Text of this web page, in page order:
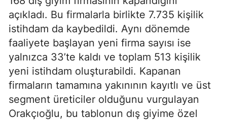
açıkladı. Bu firmalarla birlikte 7.735 kişilik
istihdam da kaybedildi. Aynı dönemde
faaliyete başlayan yeni firma sayısı ise
yalnızca 33’te kaldı ve toplam 513 kişilik
yeni istihdam oluşturabildi. Kapanan
firmaların tamamına yakınının kayıtlı ve üst
segment üreticiler olduğunu vurgulayan
Orakçıoğlu, bu tablonun dış giyime özel